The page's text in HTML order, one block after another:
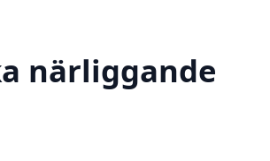
närliggande